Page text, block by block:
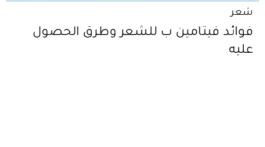
شعر
فوائد فيتامين ب للشعر وطرق الحصول
عليه